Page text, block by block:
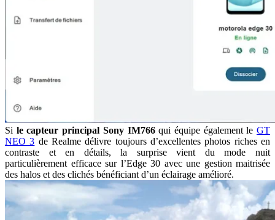
Si le capteur principal Sony IM766qui équipe également le GT
NEO 3 de Realme délivre toujours d’excellentes photos riches en
contraste et en détails, la surprise vient du mode nuit
particulièrement efficace sur l’Edge 30 avec une gestion maitrisée
des halos et des clichés bénéficiant d’un éclairage amélioré.